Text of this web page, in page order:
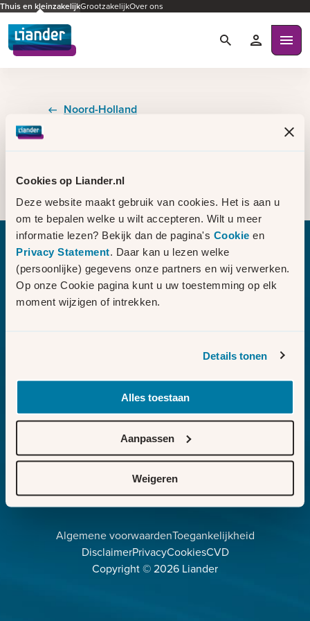
Cookies op Liander.nl
Deze website maakt gebruik van cookies. Het is aan u
om te bepalen welke u wilt accepteren. Wilt u meer
informatie lezen? Bekijk dan de pagina's Cookie en
Privacy Statement. Daar kan u lezen welke
(persoonlijke) gegevens onze partners en wij verwerken.
Op onze Cookie pagina kunt u uw toestemming op elk
moment wijzigen of intrekken.
Details tonen
Alles toestaan
Aanpassen
Weigeren
Thuis en kleinzakelijkGrootzakelijkOver ons
ZoekenMijn
Noord-Holland
Blaricum
Bezig met laden
FacebookLinkedInInstagram
Algemene voorwaardenToegankelijkheid
DisclaimerPrivacyCookiesCVD
Copyright ©2026 Liander